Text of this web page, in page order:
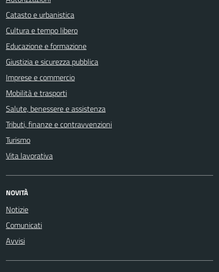
Catasto e urbanistica
Cultura e tempo libero
Educazione e formazione
Giustizia e sicurezza pubblica
Imprese e commercio
Mobilità e trasporti
Salute, benessere e assistenza
Tributi, finanze e contravvenzioni
Turismo
Vita lavorativa
NOVITÀ
Notizie
Comunicati
Avvisi